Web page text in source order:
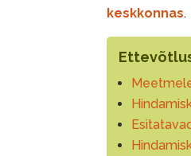
keskkonnas.
Meetmel